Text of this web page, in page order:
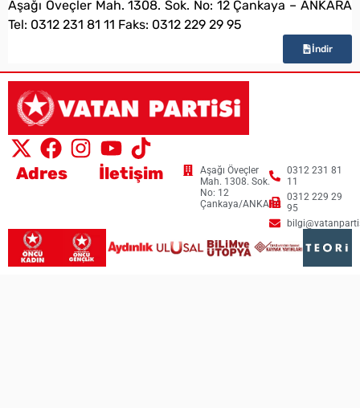
Aşağı Öveçler Mah. 1308. Sok. No: 12 Çankaya – ANKARA
Tel: 0312 231 81 11 Faks: 0312 229 29 95
İndir
Adres
Aşağı Öveçler
Mah. 1308. Sok.
No: 12
Çankaya/ANKARA
İletişim
0312 231 81
11
0312 229 29
95